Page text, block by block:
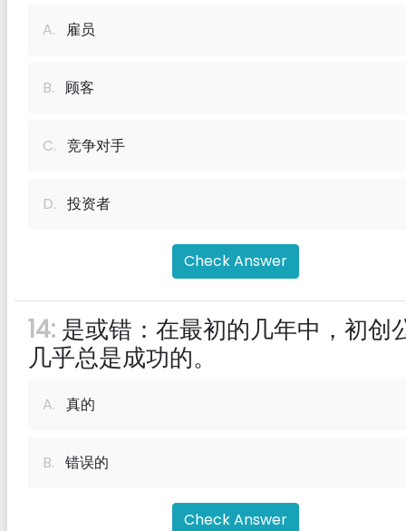
A. 雇员
B. 顾客
C. 竞争对手
D. 投资者
Check Answer
14: 是或错：在最初的几年中，初创
几乎总是成功的。
A. 真的
B. 错误的
Check Answer